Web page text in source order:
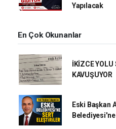
Yapılacak
En Çok Okunanlar
İKİZCE YOLU
KAVUŞUYOR
Eski Başkan